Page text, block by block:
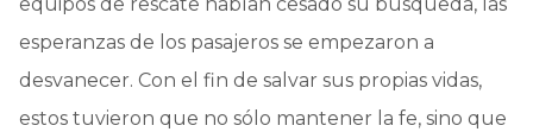
equipos de rescate habían cesado su búsqueda, las
esperanzas de los pasajeros se empezaron a
desvanecer. Con el fin de salvar sus propias vidas,
estos tuvieron que no sólo mantener la fe, sino que